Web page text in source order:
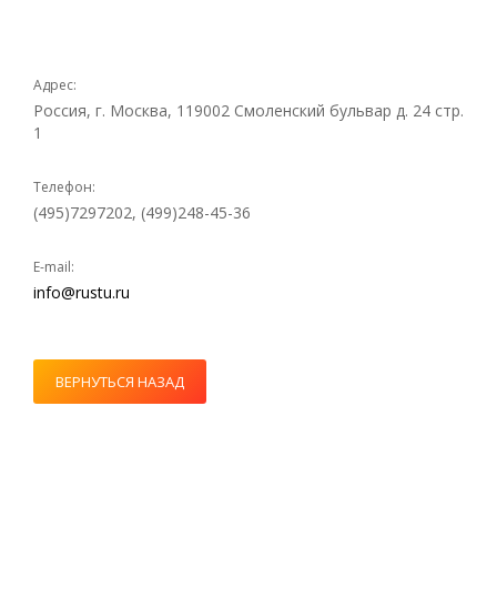
Адрес:
Россия, г. Москва, 119002 Смоленский бульвар д. 24 стр.
1
Телефон:
(495)7297202, (499)248-45-36
E-mail:
info@rustu.ru
ВЕРНУТЬСЯ НАЗАД